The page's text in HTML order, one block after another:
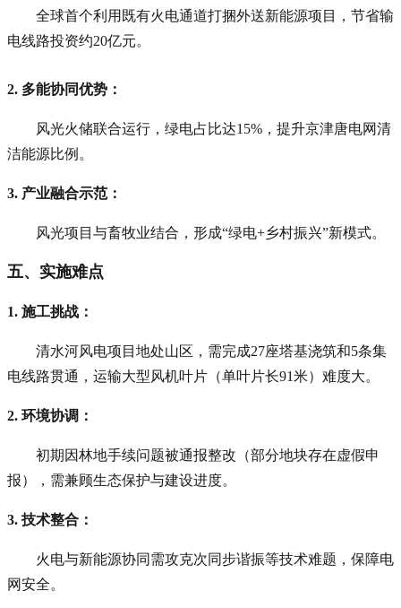
全球首个利用既有火电通道打捆外送新能源项目，节省输
电线路投资约20亿元。
2. 多能协同优势 ：
风光火储联合运行，绿电占比达15%，提升京津唐电网清
洁能源比例。
3. 产业融合示范：
风光项目与畜牧业结合，形成“绿电+乡村振兴”新模式。
五、实施难点
1. 施工挑战 ：
清水河风电项目地处山区，需完成27座塔基浇筑和5条集
电线路贯通，运输大型风机叶片（单叶片长91米）难度大。
2. 环境协调 ：
初期因林地手续问题被通报整改（部分地块存在虚假申
报），需兼顾生态保护与建设进度。
3. 技术整合 ：
火电与新能源协同需攻克次同步谐振等技术难题，保障电
网安全。